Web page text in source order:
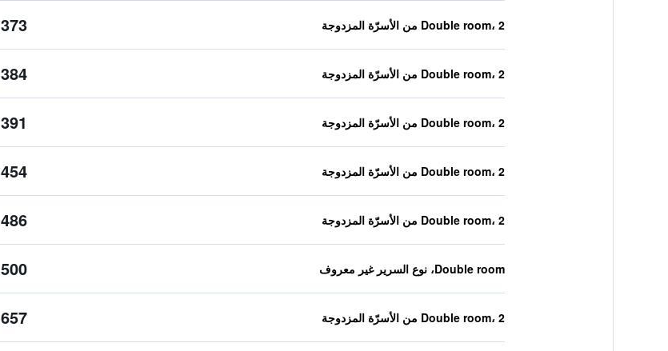
Double room، 2 من الأسرّة المزدوجة 373 ﷼
Double room، 2 من الأسرّة المزدوجة 384 ﷼
Double room، 2 من الأسرّة المزدوجة 391 ﷼
Double room، 2 من الأسرّة المزدوجة 454 ﷼
Double room، 2 من الأسرّة المزدوجة 486 ﷼
Double room، نوع السرير غير معروف 500 ﷼
Double room، 2 من الأسرّة المزدوجة 657 ﷼